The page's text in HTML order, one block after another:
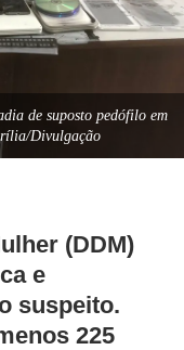
de suposto pedófilo em
Divulgação
(DDM)
e
suspeito.
225